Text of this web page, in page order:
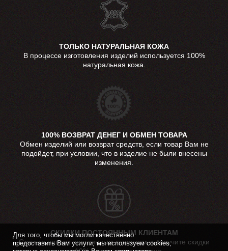
ТОЛЬКО НАТУРАЛЬНАЯ КОЖА
В процессе изготовления изделий используется 100%
натуральная кожа.
100% ВОЗВРАТ ДЕНЕГ И ОБМЕН ТОВАРА
Обмен изделий или возврат средств, если товар Вам не
подойдет, при условии, что в изделие не были внесены
изменения.
СКИДКИ ПОСТОЯННЫМ КЛИЕНТАМ
Станьте нашим постоянным клиентом и получите скидки
Для того, чтобы мы могли качественно
предоставить Вам услуги, мы используем cookies,